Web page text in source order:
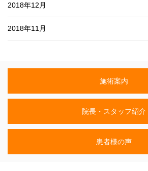
2018年12月
2018年11月
施術案内
院長・スタッフ紹介
患者様の声